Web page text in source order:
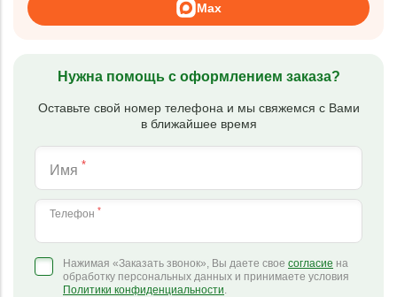
Max
Нужна помощь с оформлением заказа?
Оставьте свой номер телефона и мы свяжемся с Вами
в ближайшее время
Имя *
Телефон *
Нажимая «Заказать звонок», Вы даете свое согласие на
обработку персональных данных и принимаете условия
Политики конфиденциальности.